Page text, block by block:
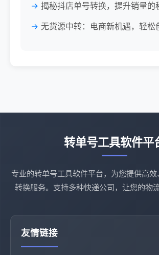
揭秘抖店单号转换，提升销量的
无货源中转：电商新机遇，轻松
转单号工具软件平
专业的转单号工具软件平台，为您提供高
转换服务。支持多种快递公司，让您的物
友情链接